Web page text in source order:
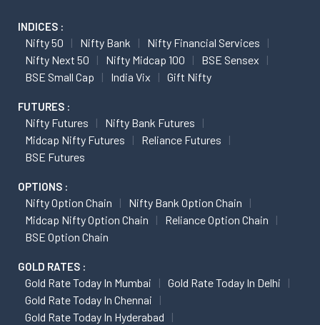
INDICES :
Nifty 50 Nifty Bank
Nifty Financial Services
Nifty Next 50
Nifty Midcap 100
BSE Sensex
BSE Small Cap
India Vix Gift Nifty
FUTURES :
Nifty Futures
Nifty Bank Futures
Midcap Nifty Futures
Reliance Futures
BSE Futures
OPTIONS :
Nifty Option Chain
Nifty Bank Option Chain
Midcap Nifty Option Chain
Reliance Option Chain
BSE Option Chain
GOLD RATES :
Gold Rate Today In Mumbai
Gold Rate Today In Delhi
Gold Rate Today In Chennai
Gold Rate Today In Hyderabad